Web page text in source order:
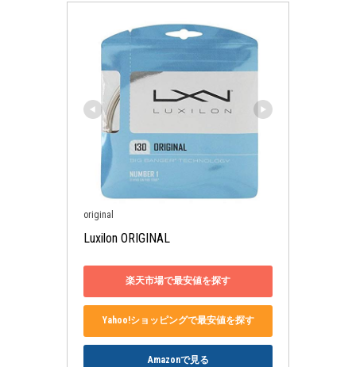
original
Luxilon ORIGINAL
楽天市場で最安値を探す
Yahoo!ショッピングで最安値を探す
Amazonで見る